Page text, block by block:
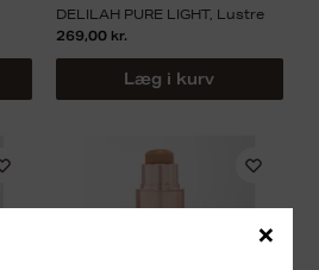
DELILAH PURE LIGHT, Lustre
269,00 kr.
Læg i kurv
×